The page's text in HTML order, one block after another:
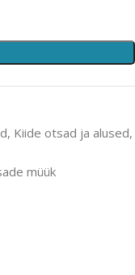
, Kiide otsad ja alused,
müük